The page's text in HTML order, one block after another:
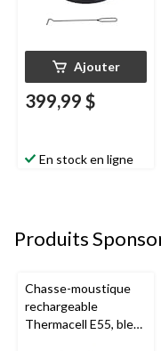
Ajouter
399,99 $
En stock en ligne
Produits
Chasse-moustique
rechargeable
Thermacell E55, bleu